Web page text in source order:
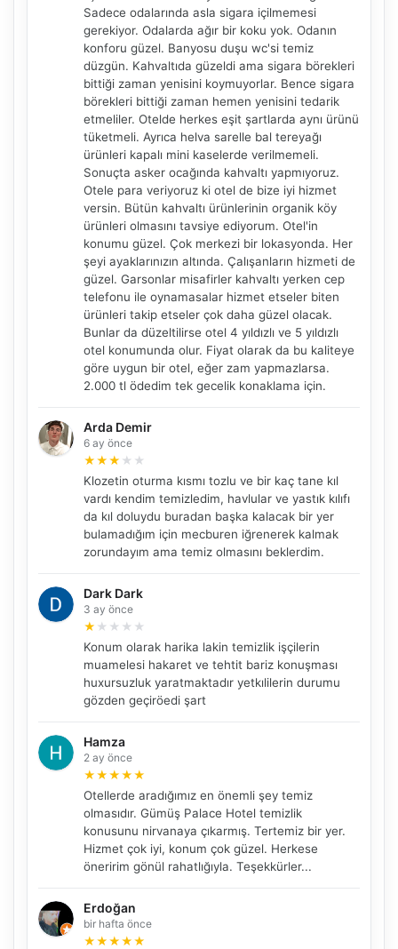
Sadece odalarında asla sigara içilmemesi
gerekiyor. Odalarda ağır bir koku yok. Odanın
konforu güzel. Banyosu duşu wc'si temiz
düzgün. Kahvaltıda güzeldi ama sigara börekleri
bittiği zaman yenisini koymuyorlar. Bence sigara
börekleri bittiği zaman hemen yenisini tedarik
etmeliler. Otelde herkes eşit şartlarda aynı ürünü
tüketmeli. Ayrıca helva sarelle bal tereyağı
ürünleri kapalı mini kaselerde verilmemeli.
Sonuçta asker ocağında kahvaltı yapmıyoruz.
Otele para veriyoruz ki otel de bize iyi hizmet
versin. Bütün kahvaltı ürünlerinin organik köy
ürünleri olmasını tavsiye ediyorum. Otel'in
konumu güzel. Çok merkezi bir lokasyonda. Her
şeyi ayaklarınızın altında. Çalışanların hizmeti de
güzel. Garsonlar misafirler kahvaltı yerken cep
telefonu ile oynamasalar hizmet etseler biten
ürünleri takip etseler çok daha güzel olacak.
Bunlar da düzeltilirse otel 4 yıldızlı ve 5 yıldızlı
otel konumunda olur. Fiyat olarak da bu kaliteye
göre uygun bir otel, eğer zam yapmazlarsa.
2.000 tl ödedim tek gecelik konaklama için.
Arda Demir
6 ay önce
★★★ ★ ★
Klozetin oturma kısmı tozlu ve bir kaç tane kıl
vardı kendim temizledim, havlular ve yastık kılıfı
da kıl doluydu buradan başka kalacak bir yer
bulamadığım için mecburen iğrenerek kalmak
zorundayım ama temiz olmasını beklerdim.
Dark Dark
3 ay önce
★ ★ ★ ★ ★
Konum olarak harika lakin temizlik işçilerin
muamelesi hakaret ve tehtit bariz konuşması
huxursuzluk yaratmaktadır yetkılilerin durumu
gözden geçiröedi şart
Hamza
2 ay önce
★★★★★
Otellerde aradığımız en önemli şey temiz
olmasıdır. Gümüş Palace Hotel temizlik
konusunu nirvanaya çıkarmış. Tertemiz bir yer.
Hizmet çok iyi, konum çok güzel. Herkese
öneririm gönül rahatlığıyla. Teşekkürler...
Erdoğan
bir hafta önce
★★★★★
NBY Akıllı Asistan
AI kullanmadan, sitedeki gerçek yerlerle akıllı rota
🧭 Rehber